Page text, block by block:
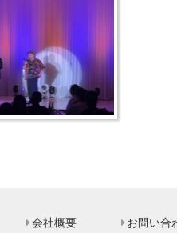
会社概要 お問い合